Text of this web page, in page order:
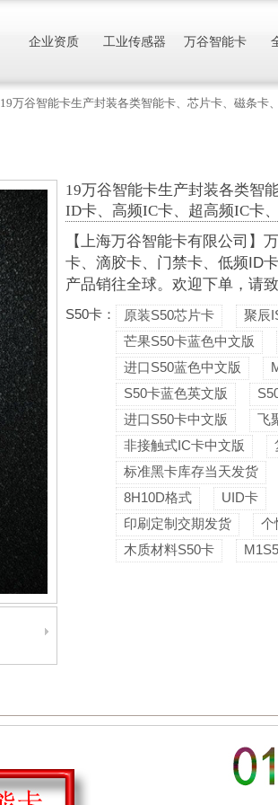
19万谷智能卡生产封装各类智能卡、芯片卡、磁条卡
19万谷智能卡生产封装各类智
ID卡、高频IC卡、超高频IC卡
【上海万谷智能卡有限公司】
卡、滴胶卡、门禁卡、低频ID
产品销往全球。欢迎下单，请
S50卡： 原装S50芯片卡 聚辰
芒果S50卡蓝色中文版
进口S50蓝色中文版
S50卡蓝色英文版
进口S50卡中文版
飞
非接触式IC卡中文版
标准黑卡库存当天发货
8H10D格式
UID卡
印刷定制交期发货
个
木质材料S50卡
企业资质 工业传感器 万谷智能卡